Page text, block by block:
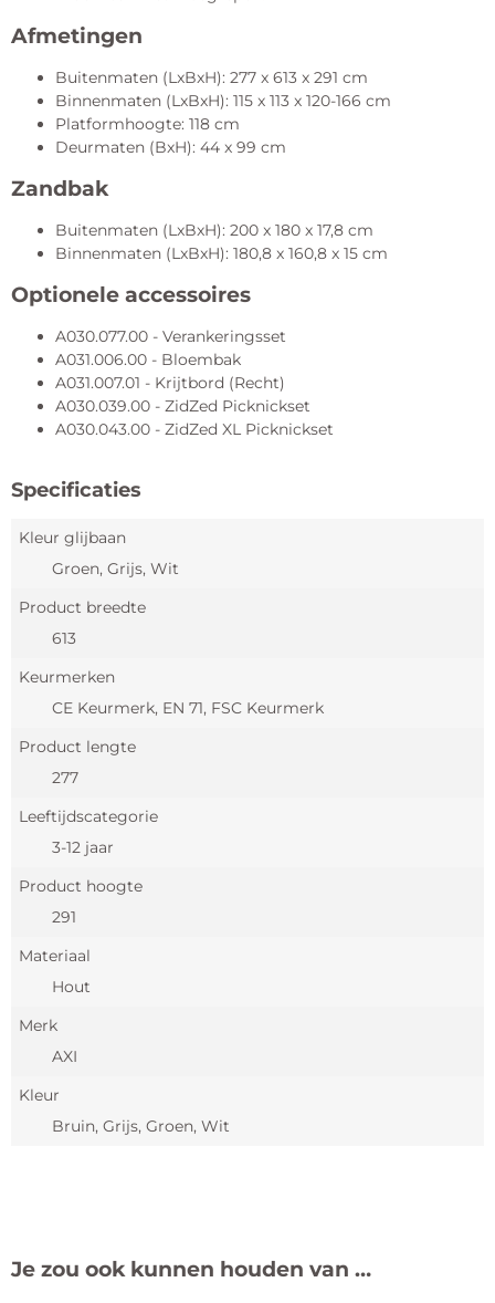
Afmetingen
Buitenmaten (LxBxH): 277 x 613 x 291 cm
Binnenmaten (LxBxH): 115 x 113 x 120-166 cm
Platformhoogte: 118 cm
Deurmaten (BxH): 44 x 99 cm
Zandbak
Buitenmaten (LxBxH): 200 x 180 x 17,8 cm
Binnenmaten (LxBxH): 180,8 x 160,8 x 15 cm
Optionele accessoires
A030.077.00 - Verankeringsset
A031.006.00 - Bloembak
A031.007.01 - Krijtbord (Recht)
A030.039.00 - ZidZed Picknickset
A030.043.00 - ZidZed XL Picknickset
Specificaties
Kleur glijbaan
Groen, Grijs, Wit
Product breedte
613
Keurmerken
CE Keurmerk, EN 71, FSC Keurmerk
Product lengte
277
Leeftijdscategorie
3-12 jaar
Product hoogte
291
Materiaal
Hout
Merk
AXI
Kleur
Bruin, Grijs, Groen, Wit
Je zou ook kunnen houden van …